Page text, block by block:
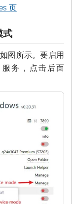
页
式
图所示。要启用
服务，点击后面